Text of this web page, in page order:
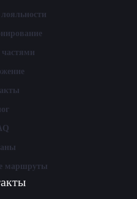
частями
маршруты